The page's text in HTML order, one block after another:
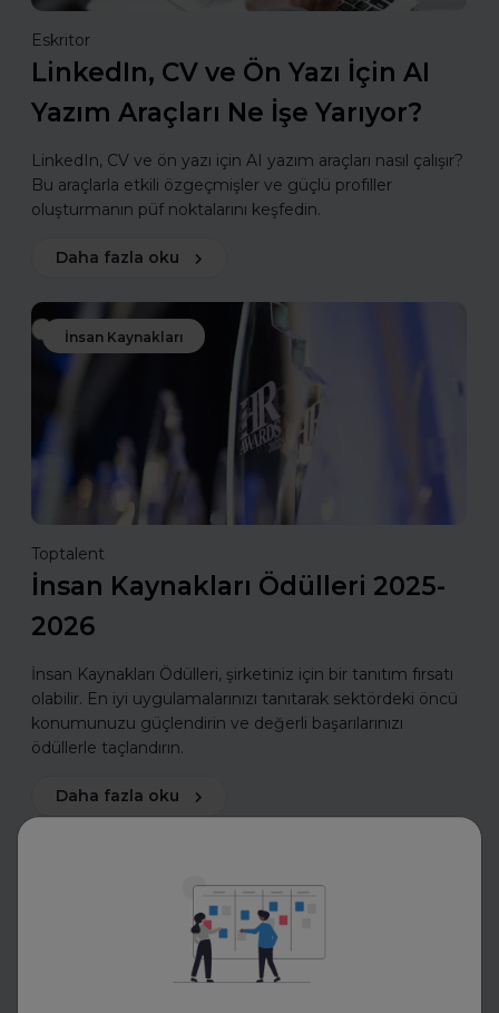
Eskritor
LinkedIn, CV ve Ön Yazı İçin AI
Yazım Araçları Ne İşe Yarıyor?
LinkedIn, CV ve ön yazı için AI yazım araçları nasıl çalışır?
Bu araçlarla etkili özgeçmişler ve güçlü profiller
oluşturmanın püf noktalarını keşfedin.
Daha fazla oku
İnsan Kaynakları
Toptalent
İnsan Kaynakları Ödülleri 2025-
2026
İnsan Kaynakları Ödülleri, şirketiniz için bir tanıtım fırsatı
olabilir. En iyi uygulamalarınızı tanıtarak sektördeki öncü
konumunuzu güçlendirin ve değerli başarılarınızı
ödüllerle taçlandırın.
Daha fazla oku